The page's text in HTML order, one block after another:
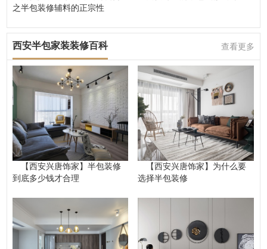
之半包装修辅料的正宗性
西安半包家装装修百科 查看更多
【西安兴唐饰家】半包装修
到底多少钱才合理
【西安兴唐饰家】为什么要
选择半包装修